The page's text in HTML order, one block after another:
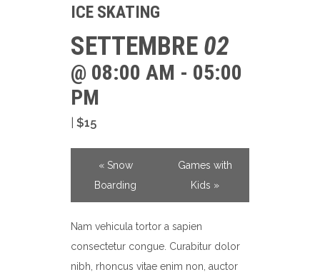
ICE SKATING
SETTEMBRE 02
@ 08:00 AM - 05:00
PM
| $15
«Snow
Boarding
Games with
Kids »
Nam vehicula tortor a sapien
consectetur congue. Curabitur dolor
nibh, rhoncus vitae enim non, auctor